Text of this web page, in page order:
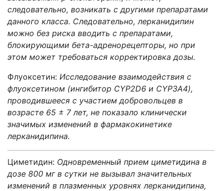
следовательно, возникать с другими препаратами
данного класса. Следовательно, лерканидипин
можно без риска вводить с препаратами,
блокирующими бета-адренорецепторы, но при
этом может требоваться корректировка дозы.
Флуоксетин: Исследование взаимодействия с
флуоксетином (ингибитор CYP2D6 и CYP3A4),
проводившееся с участием добровольцев в
возрасте 65 ± 7 лет, не показало клинически
значимых изменений в фармакокинетике
лерканидипина.
Циметидин: Одновременный прием циметидина в
дозе 800 мгв сутки не вызывал значительных
изменений в плазменных уровнях лерканидипина,